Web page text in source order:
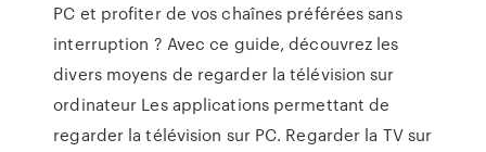
PC et profiter de vos chaînes préférées sans
interruption ? Avec ce guide, découvrez les
divers moyens de regarder la télévision sur
ordinateur Les applications permettant de
regarder la télévision sur PC. Regarder la TV sur